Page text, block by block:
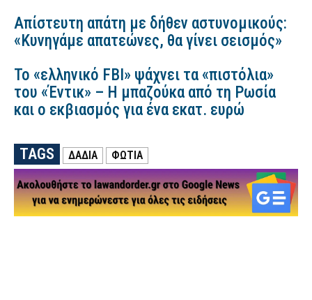
Απίστευτη απάτη με δήθεν αστυνομικούς:
«Κυνηγάμε απατεώνες, θα γίνει σεισμός»
Το «ελληνικό FBI» ψάχνει τα «πιστόλια»
του «Έντικ» – Η μπαζούκα από τη Ρωσία
και ο εκβιασμός για ένα εκατ. ευρώ
TAGS ΔΑΔΙΆ ΦΩΤΙΑ